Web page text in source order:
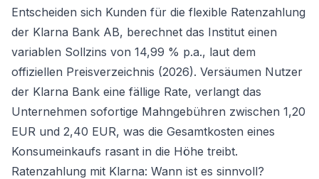
Entscheiden sich Kunden für die flexible Ratenzahlung
der Klarna Bank AB, berechnet das Institut einen
variablen Sollzins von 14,99 % p.a., laut dem
offiziellen Preisverzeichnis (2026). Versäumen Nutzer
der Klarna Bank eine fällige Rate, verlangt das
Unternehmen sofortige Mahngebühren zwischen 1,20
EUR und 2,40 EUR, was die Gesamtkosten eines
Konsumeinkaufs rasant in die Höhe treibt.
Ratenzahlung mit Klarna: Wann ist es sinnvoll?